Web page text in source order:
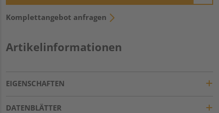
Komplettangebot anfragen
Artikelinformationen
EIGENSCHAFTEN
DATENBLÄTTER